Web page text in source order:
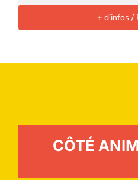
+ d’infos /
CÔTÉ